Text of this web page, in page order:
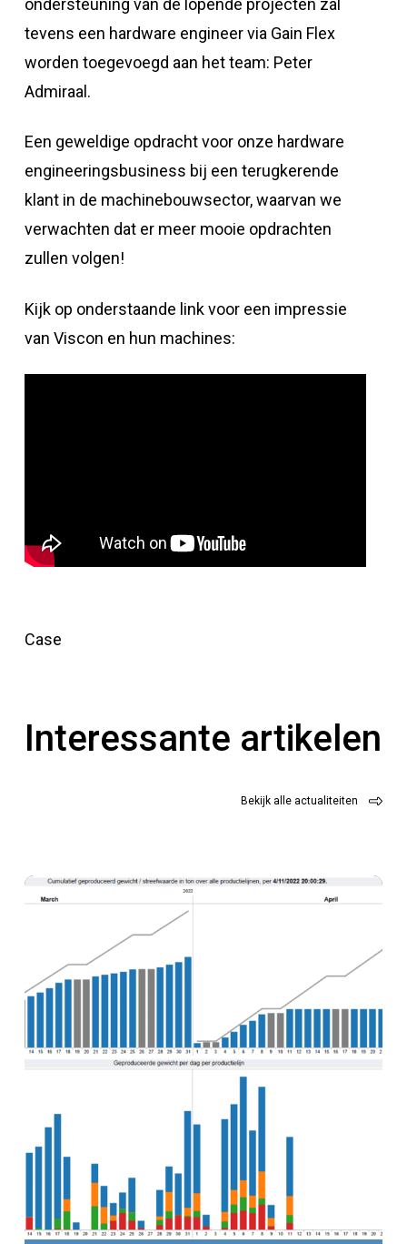
tevens een hardware engineer via Gain Flex
worden toegevoegd aan het team: Peter
Admiraal.
Een geweldige opdracht voor onze hardware
engineeringsbusiness bij een terugkerende
klant in de machinebouwsector, waarvan we
verwachten dat er meer mooie opdrachten
zullen volgen!
Kijk op onderstaande link voor een impressie
van Viscon en hun machines:
Case
Interessante artikelen
Bekijk alle actualiteiten